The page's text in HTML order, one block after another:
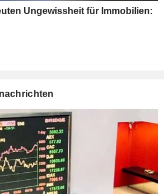
Ungewissheit für Immobilien: